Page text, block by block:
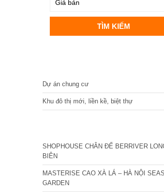
Dự án chung cư
Khu đô thị mới, liền kề, biệt thự
SHOPHOUSE CHÂN ĐẾ BERRIVER
BIÊN
MASTERISE CAO XÀ LÁ – HÀ NỘI
GARDEN